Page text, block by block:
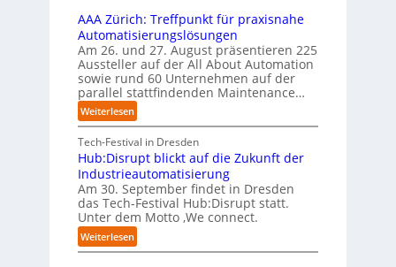
l
d
u
n
g
s
t
e
l
l
e
n
b
r
u
n
g
a
n
“
t
e
t
B
i
e
t
e
r
v
e
r
f
a
h
r
e
t
S
t
e
f
a
n
S
h
w
a
b
z
u
m
C
t
e
r
n
e
h
m
e
n
w
o
e
n
R
AAA Zürich: Treffpunkt für praxisnahe
Automatisierungslösungen
Am 26. und 27. August präsentieren 225
Aussteller auf der All About Automation
sowie rund 60 Unternehmen auf der
parallel stattfindenden Maintenance…
Weiterlesen:
A
A
A
Z
ü
r
i
c
h
Tech-Festival in Dresden
Hub:Disrupt blickt auf die Zukunft der
Industrieautomatisierung
Am 30. September findet in Dresden
das Tech-Festival Hub:Disrupt statt.
Unter dem Motto ‚We connect.
Weiterlesen:
H